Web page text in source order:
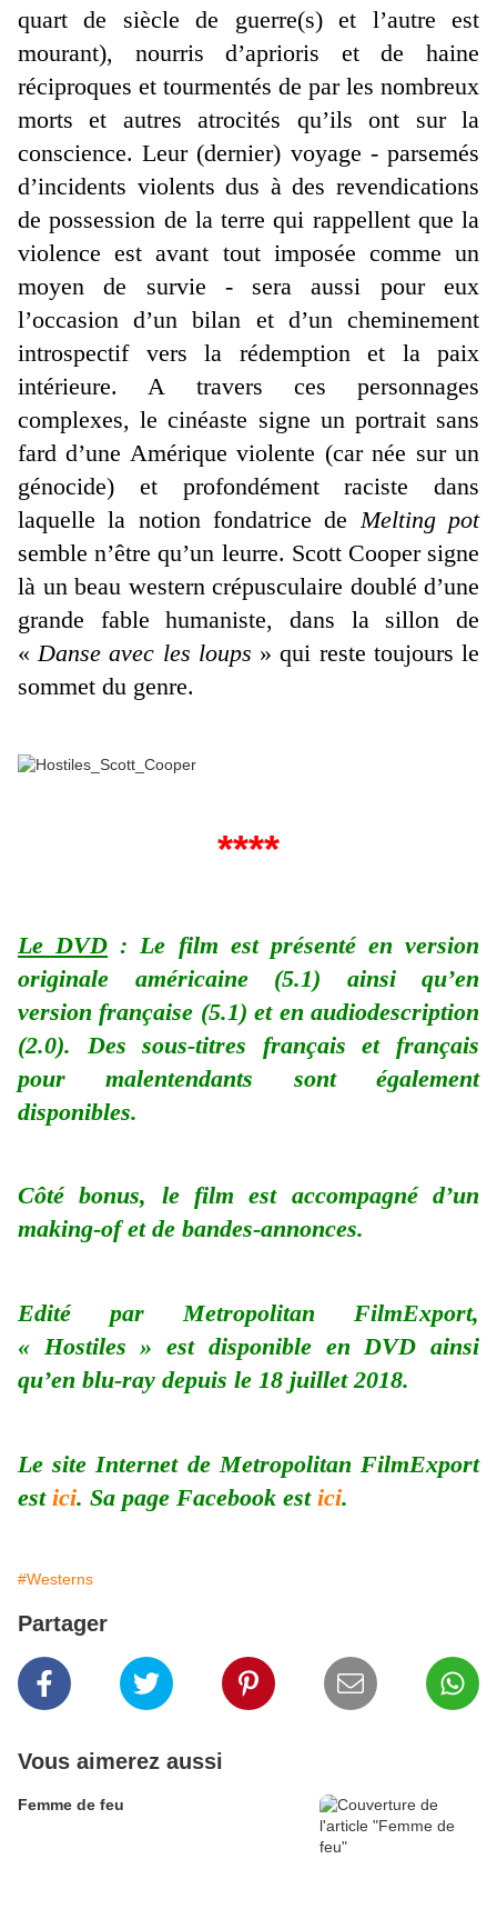
quart de siècle de guerre(s) et l’autre est
mourant), nourris d’aprioris et de haine
réciproques et tourmentés de par les nombreux
morts et autres atrocités qu’ils ont sur la
conscience. Leur (dernier) voyage - parsemés
d’incidents violents dus à des revendications
de possession de la terre qui rappellent que la
violence est avant tout imposée comme un
moyen de survie - sera aussi pour eux
l’occasion d’un bilan et d’un cheminement
introspectif vers la rédemption et la paix
intérieure. A travers ces personnages
complexes, le cinéaste signe un portrait sans
fard d’une Amérique violente (car née sur un
génocide) et profondément raciste dans
laquelle la notion fondatrice deMelting pot
semble n’être qu’un leurre. Scott Cooper signe
là un beau western crépusculaire doublé d’une
grande fable humaniste, dans la sillon de
«Danse avec les loups » qui reste toujours le
sommet du genre.
****
Le DVD : Le film est présenté en version
originale américaine (5.1) ainsi qu’en
version française (5.1) et en audiodescription
(2.0). Des sous-titres français et français
pour malentendants sont également
disponibles.
Côté bonus, le film est accompagné d’un
making-of et de bandes-annonces.
Edité par Metropolitan FilmExport,
« Hostiles » est disponible en DVD ainsi
qu’en blu-ray depuis le 18 juillet 2018.
Le site Internet de Metropolitan FilmExport
est ici. Sa page Facebook est ici.
#Westerns
Partager
Vous aimerez aussi
Femme de feu